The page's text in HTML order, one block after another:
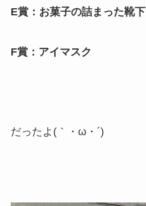
E賞：お菓子の詰まった靴下
F賞：アイマスク
だったよ(｀・ω・´)